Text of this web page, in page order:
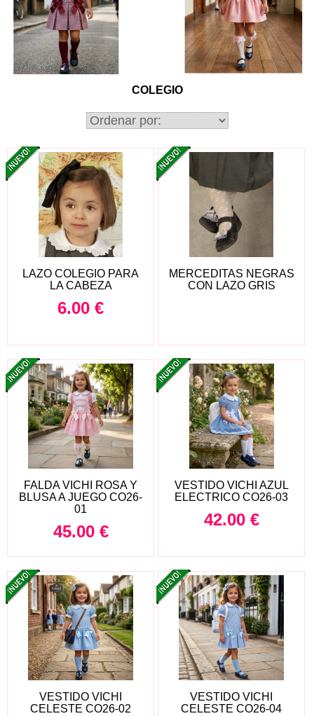
COLEGIO
LAZO COLEGIO PARA
LA CABEZA
6.00 €
MERCEDITAS NEGRAS
CON LAZO GRIS
FALDA VICHI ROSA Y
BLUSA A JUEGO CO26-
01
45.00€
VESTIDO VICHI AZUL
ELECTRICO CO26-03
42.00€
VESTIDO VICHI
CELESTE CO26-02
VESTIDO VICHI
CELESTE CO26-04